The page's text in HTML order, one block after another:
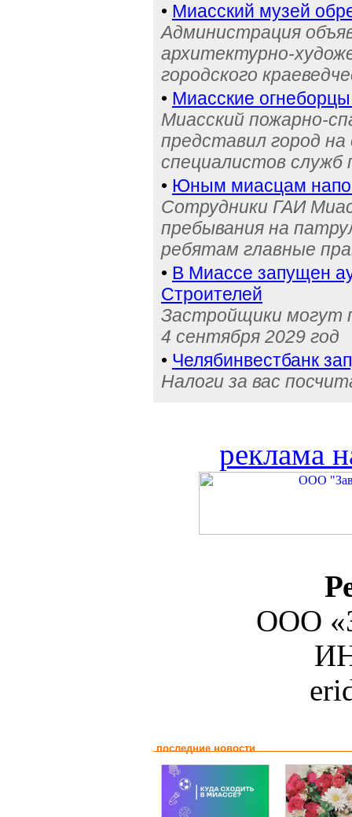
• Миасский музей
Администрация
архитектурно-
городского
• Миасские
Миасский пожарно-
представил город
специалистов
• Юным миасцам
Сотрудники ГАИ
пребывания на
ребятам главные
• В Миассе запущен
Строителей
Застройщики могут
4 сентября 2029 год
• Челябинвестбанк
Налоги за вас
реклама
ООО
последние новости